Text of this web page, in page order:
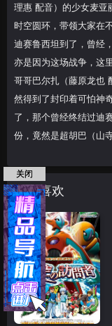
理惠 配音）的少女麦亚
时空圆环，带领大家
迪赛鲁西坦到了，曾经
亦是因为这场战争，这
哥哥巴尔扎（藤原龙也
然得到了封印着可怕神
了，那个曾经终结过迪
份，竟然是超胡巴（山
猜你喜欢
关闭